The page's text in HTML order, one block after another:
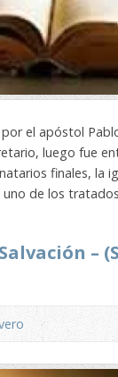
el apóstol
luego fue
finales, la
uno de los
–